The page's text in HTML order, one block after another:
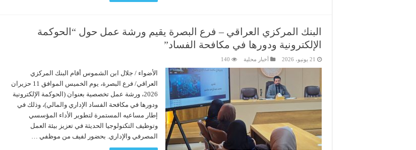
البنك المركزي العراقي – فرع البصرة يقيم ورشة عمل حول “الحوكمة
الإلكترونية ودورها في مكافحة الفساد”
21 يونيو، 2026 أخبار محلية 140
الأضواء / جلال ابن الشموس أقام البنك المركزي
العراقي/ فرع البصرة، يوم الخميس الموافق 11 حزيران
2026، ورشة عمل تخصصية بعنوان (الحوكمة الإلكترونية
ودورها في مكافحة الفساد الإداري والمالي)، وذلك في
إطار مساعيه المستمرة لتطوير الأداء المؤسسي
وتوظيف التكنولوجيا الحديثة في تعزيز بيئة العمل
المصرفي والإداري. ​بحضور لفيف من موظفي …